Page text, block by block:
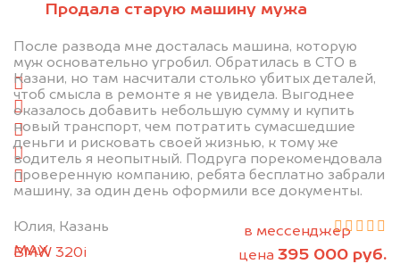
Продала старую машину мужа
После развода мне досталась машина, которую
муж основательно угробил. Обратилась в СТО в
Казани, но там насчитали столько убитых деталей,
чтоб смысла в ремонте я не увидела. Выгоднее
оказалось добавить небольшую сумму и купить
новый транспорт, чем потратить сумасшедшие
деньги и рисковать своей жизнью, к тому же
водитель я неопытный. Подруга порекомендовала
проверенную компанию, ребята бесплатно забрали
машину, за один день оформили все документы.
Юлия, Казань
BMW 320i
цена 395 000 руб.
минуту эксперт-оценщик назовёт сумму.
1. Сфотографируйте машину:
спереди
сзади
слева
справа
салон
+79584983298 по WhatsApp*, в мессенджер
MAXили на электронную почту